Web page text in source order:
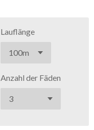
Lauflänge
Anzahl der Fäden